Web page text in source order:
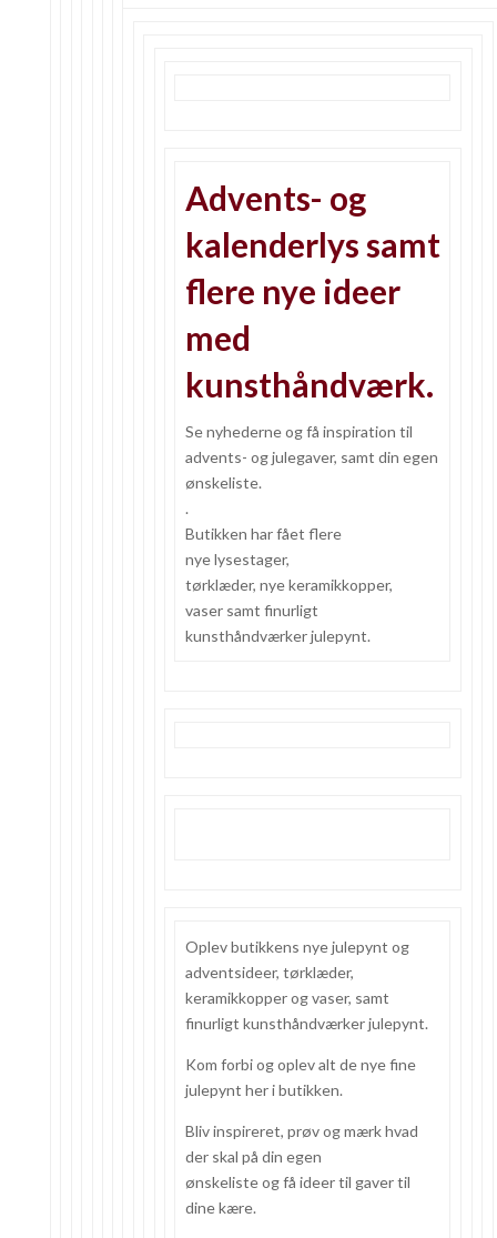
Advents- og
kalenderlys samt
flere nye ideer
med
kunsthåndværk.
Se nyhederne og få inspiration til
advents- og julegaver, samt din egen
ønskeliste.
.
Butikken har fået flere
nye lysestager,
tørklæder, nye keramikkopper,
vaser samt finurligt
kunsthåndværker julepynt.
Oplev butikkens nye julepynt og
adventsideer, tørklæder,
keramikkopper og vaser, samt
finurligt kunsthåndværker julepynt.
Kom forbi og oplev alt de nye fine
julepynt her i butikken.
Bliv inspireret, prøv og mærk hvad
der skal på din egen
ønskeliste og få ideer til gaver til
dine kære.